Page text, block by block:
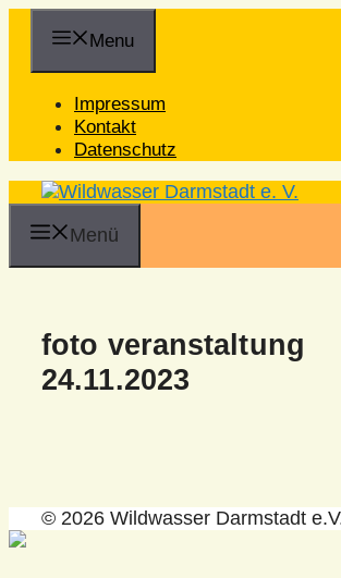
Inhalt
Menu
Impressum
Kontakt
Datenschutz
Menü
foto veranstaltung
24.11.2023
© 2026 Wildwasser Darmstadt